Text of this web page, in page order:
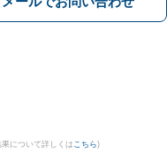
について詳しくは こちら)